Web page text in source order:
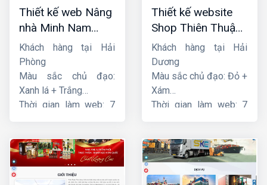
Thiết kế web Nâng
nhà Minh Nam
Hoàng
Khách hàng tại Hải
Phòng
Màu sắc chủ đạo:
Xanh lá + Trắng
Thời gian làm web: 7
Thiết kế website
Shop Thiên Thuận
Phát
Khách hàng tại Hải
Dương
Màu sắc chủ đạo: Đỏ +
Xám
Thời gian làm web: 7